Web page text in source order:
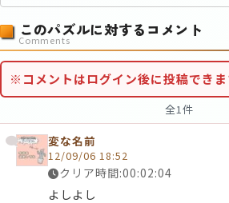
このパズルに対するコメント
Comments
※コメントはログイン後に投稿できま
全1件
変な名前
12/09/06 18:52
クリア時間:00:02:04
よしよし